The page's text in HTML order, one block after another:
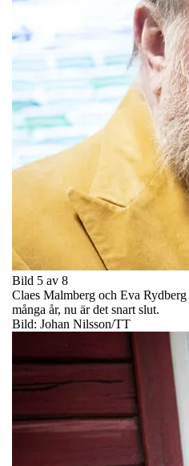
Bild 5 av 8
Claes Malmberg och Eva
många år, nu är det snart slut.
Bild: Johan Nilsson/TT